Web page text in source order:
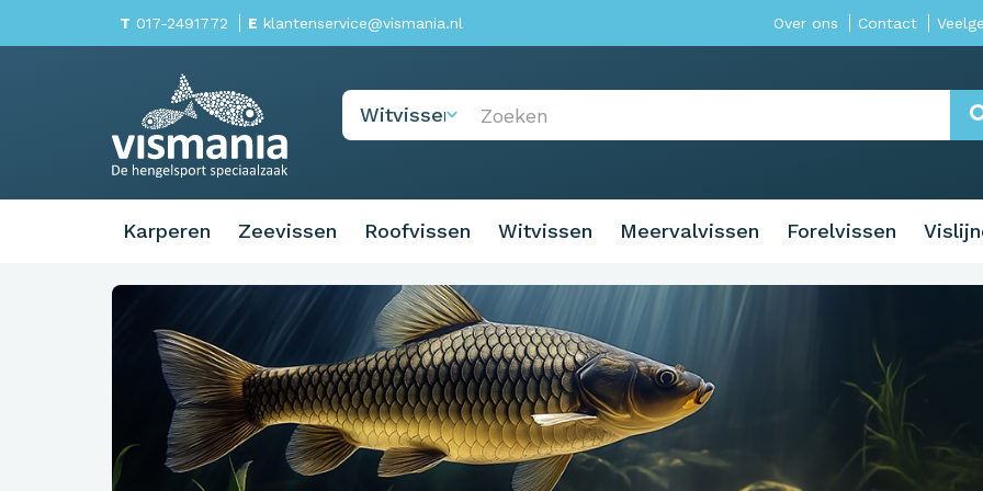
T 017-2491772 E klantenservice@vismania.nl Over ons Contact
Karperen Zeevissen Roofvissen Witvissen Meervalvissen Forelvissen